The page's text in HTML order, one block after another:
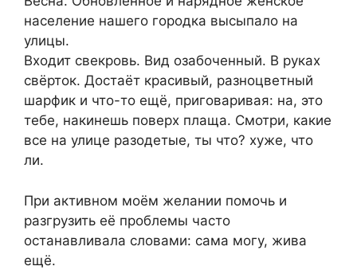
население нашего городка высыпало на
улицы.
Входит свекровь. Вид озабоченный. В руках
свёрток. Достаёт красивый, разноцветный
шарфик и что-то ещё, приговаривая: на, это
тебе, накинешь поверх плаща. Смотри, какие
все на улице разодетые, ты что? хуже, что
ли.
При активном моём желании помочь и
разгрузить её проблемы часто
останавливала словами: сама могу, жива
ещё.